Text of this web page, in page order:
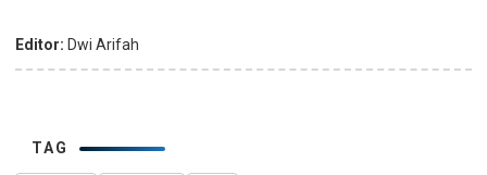
Editor: Dwi Arifah
TAG